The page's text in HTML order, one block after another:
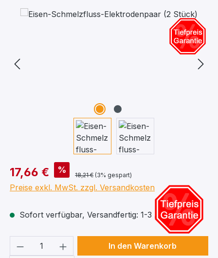
Bildergalerie überspringen
17,66 € %
18,21 € (3% gespart)
Preise exkl. MwSt. zzgl. Versandkosten
Sofort verfügbar, Versandfertig: 1-3 Arbeitstage
Produkt Anzahl: Gib denIn den Warenkorb